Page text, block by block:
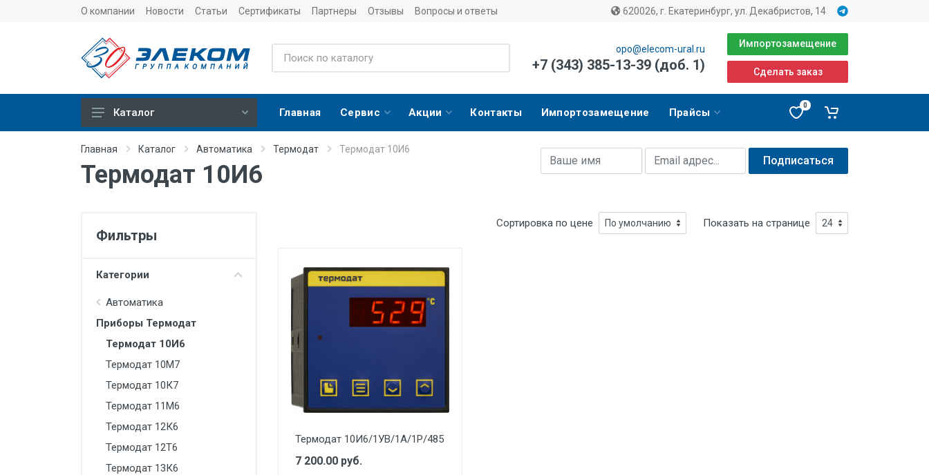
О компании Новости Статьи Сертификаты Партнеры Отзывы Вопросы и ответы 620026, г. Екатеринбург, ул. Декабристов, 14
opo@elecom-ural.ru
+7 (343) 385-13-39 (доб. 1)
Импортозамещение
Сделать заказ
Тепловычислители
Расходомеры (счетчики)
Датчики давления
Оборудование для монтажа
Корректоры газов
Сумматоры электроэнергии
Автоматика
Каталог Главная Сервис Акции Контакты Импортозамещение Прайсы
0
Главная Каталог Автоматика Термодат Термодат 10И6
Термодат 10И6
Имя
E-mail адрес Подписаться
Фильтры
Категории
Автоматика
Приборы Термодат
Термодат 10И6
Термодат 10М7
Термодат 10К7
Термодат 11М6
Термодат 12К6
Термодат 12Т6
Термодат 13К6
Сортировка по цене Показать на странице
Термодат 10И6/1УВ/1А/1Р/485
7 200.00 руб.